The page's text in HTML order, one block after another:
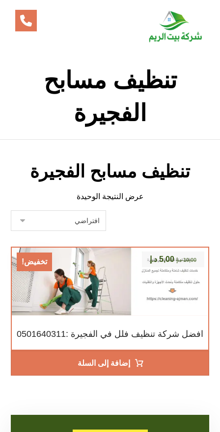
تنظيف مسابح
الفجيرة
تنظيف مسابح الفجيرة
عرض النتيجة الوحيدة
تخفيض!
افضل شركة تنظيف فلل في الفجيرة :0501640311
10,00 د.إ 5,00 د.إ
إضافة إلى السلة